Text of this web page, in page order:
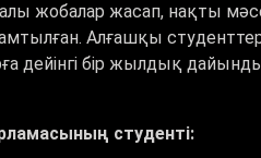
жобалар жасап, нақты
Алғашқы
дейінгі бір жылдық
студенті: